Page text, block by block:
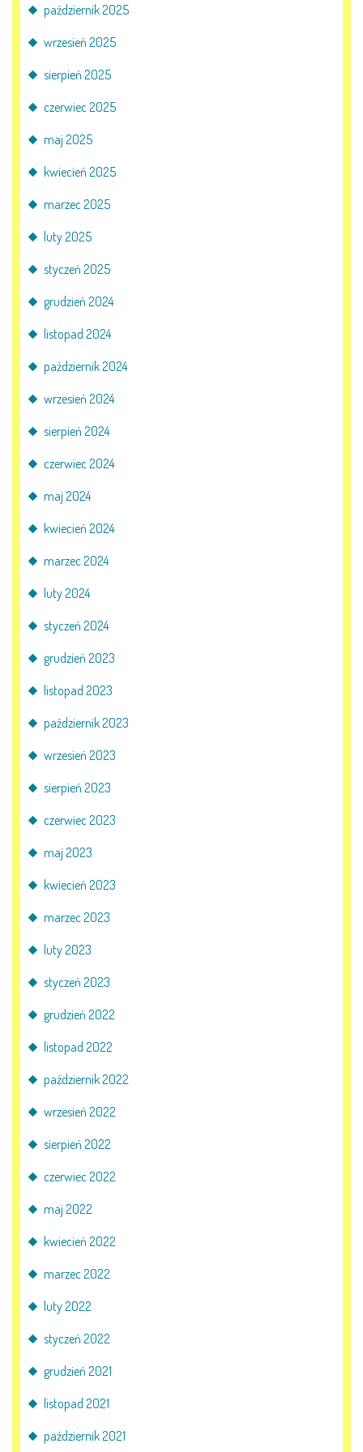
PROGRAMY
UROCZYSTOŚCI
KONKURSY
NASI PRZYJACIELE
KĄCIK DLA RODZICÓW
AKTUALNOŚCI
PORADY DLA RODZICÓW
DOKUMENTY DO POBRANIA
OBIADY
COVID – 19
BIP
KONTAKT
październik 2025
wrzesień 2025
sierpień 2025
czerwiec 2025
maj 2025
kwiecień 2025
marzec 2025
luty 2025
styczeń 2025
grudzień 2024
listopad 2024
październik 2024
wrzesień 2024
sierpień 2024
czerwiec 2024
maj 2024
kwiecień 2024
marzec 2024
luty 2024
styczeń 2024
grudzień 2023
listopad 2023
październik 2023
wrzesień 2023
sierpień 2023
czerwiec 2023
maj 2023
kwiecień 2023
marzec 2023
luty 2023
styczeń 2023
grudzień 2022
listopad 2022
październik 2022
wrzesień 2022
sierpień 2022
czerwiec 2022
maj 2022
kwiecień 2022
marzec 2022
luty 2022
styczeń 2022
grudzień 2021
listopad 2021
październik 2021